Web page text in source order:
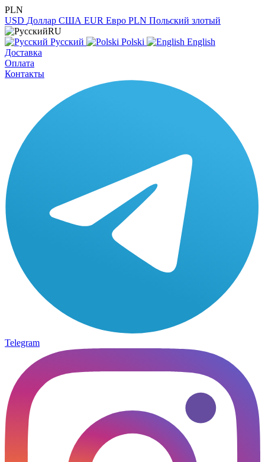
PLN
USD Доллар США EUR Евро PLN Польский злотый
RU
Русский
Polski
English
Доставка
Оплата
Контакты
Telegram